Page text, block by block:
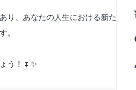
り、あなたの人生における新た
。
う！🌷✨